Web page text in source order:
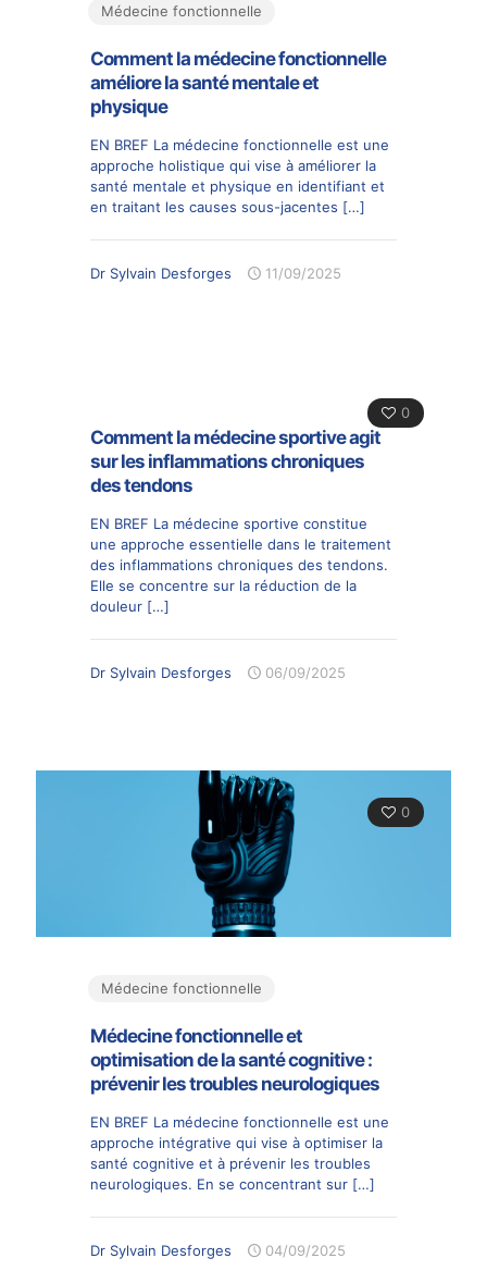
Médecine fonctionnelle
Comment la médecine fonctionnelle
améliore la santé mentale et
physique
EN BREF La médecine fonctionnelle est une
approche holistique qui vise à améliorer la
santé mentale et physique en identifiant et
en traitant les causes sous-jacentes […]
Dr Sylvain Desforges 11/09/2025
0
Comment la médecine sportive agit
sur les inflammations chroniques
des tendons
EN BREF La médecine sportive constitue
une approche essentielle dans le traitement
des inflammations chroniques des tendons.
Elle se concentre sur la réduction de la
douleur […]
Dr Sylvain Desforges 06/09/2025
0
Médecine fonctionnelle
Médecine fonctionnelle et
optimisation de la santé cognitive :
prévenir les troubles neurologiques
EN BREF La médecine fonctionnelle est une
approche intégrative qui vise à optimiser la
santé cognitive et à prévenir les troubles
neurologiques. En se concentrant sur […]
Dr Sylvain Desforges 04/09/2025